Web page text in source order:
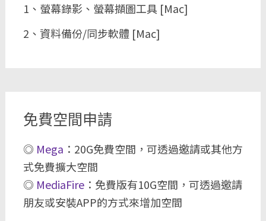
1、螢幕錄影、螢幕擷圖工具 [Mac]
2、資料備份/同步軟體 [Mac]
免費空間申請
◎ Mega ：20G免費空間，可透過邀請或其他方
式免費擴大空間
◎ MediaFire：免費版有10G空間，可透過邀請
朋友或安裝APP的方式來增加空間